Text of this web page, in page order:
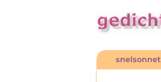
snelsonnet